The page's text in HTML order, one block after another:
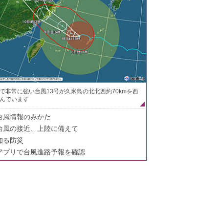
非常に強い台風13号が久米島の北北西約70kmを西
でいます
風情報のみかた
風の接近、上陸に備えて
る防災
プリで台風進路予報を確認